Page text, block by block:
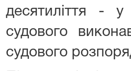
десятиліття -
судового
судового